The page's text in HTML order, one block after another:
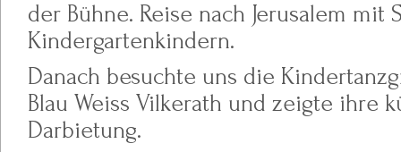
der Bühne. Reise nach Jerusalem mit
Kindergartenkindern.
Danach besuchte uns die
Blau Weiss Vilkerath und zeigte ihre
Darbietung.